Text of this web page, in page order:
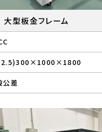
型板金フレーム
公差